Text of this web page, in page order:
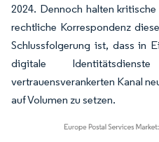
2024. Dennoch halten
rechtliche Korrespondenz
Schlussfolgerung ist, dass in
digitale
vertrauensverankerten Kanal
auf Volumen zu setzen.